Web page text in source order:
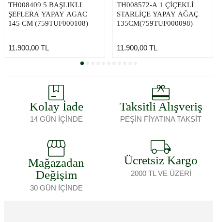
TH008409 5 BAŞLIKLI
ŞEFLERA YAPAY AGAC
145 CM (759TUF000108)
11.900,00 TL
TH008572-A 1 ÇİÇEKLİ
STARLİÇE YAPAY AĞAÇ
135CM(759TUF000098)
11.900,00TL
Kolay İade
14 GÜN İÇİNDE
Taksitli Alışveriş
PEŞİN FİYATINA TAKSİT
Mağazadan
Değişim
30 GÜN İÇİNDE
Ücretsiz Kargo
2000 TL VE ÜZERİ